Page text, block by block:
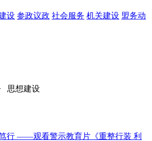
设 参政议政 社会服务 机关建设 盟务动
思想建设
行 ——观看警示教育片《重整行装 利